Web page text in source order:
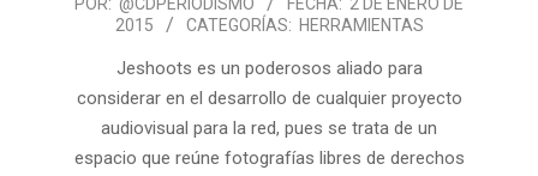
POR: @CDPERIODISMO FECHA: 2 DE ENERO DE
2015
CATEGORÍAS: HERRAMIENTAS
Jeshoots es un poderosos aliado para
considerar en el desarrollo de cualquier proyecto
audiovisual para la red, pues se trata de un
espacio que reúne fotografías libres de derechos